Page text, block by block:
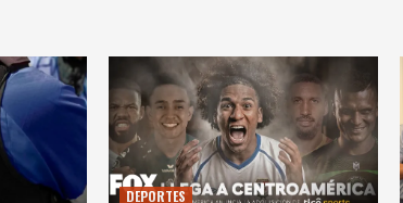
DEPORTES